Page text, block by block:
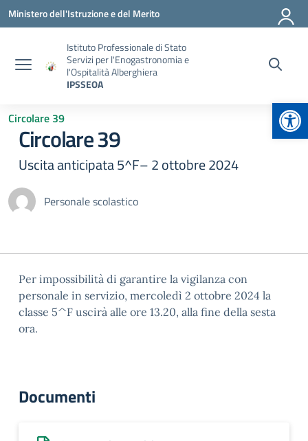
Vai ai contenuti
Vai al menu di navigazione
Vai al footer
Ministero dell'Istruzione e del Merito
Istituto Professionale di Stato
Servizi per l'Enogastronomia e
l'Ospitalità Alberghiera
IPSSEOA
Circolare 39
Circolare 39
Uscita anticipata 5^F– 2 ottobre 2024
Personale scolastico
Per impossibilità di garantire la vigilanza con
personale in servizio, mercoledì 2 ottobre 2024 la
classe 5^F uscirà alle ore 13.20, alla fine della sesta
ora.
Documenti